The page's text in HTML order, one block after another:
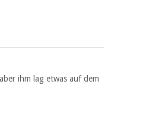
ihm lag etwas auf dem